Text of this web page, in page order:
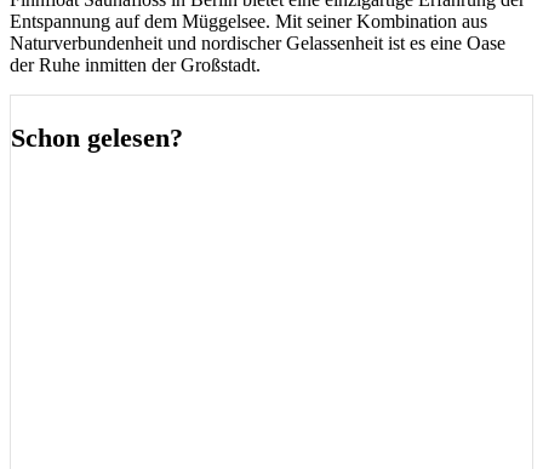
Entspannung auf dem Müggelsee. Mit seiner Kombination aus
Naturverbundenheit und nordischer Gelassenheit ist es eine Oase
der Ruhe inmitten der Großstadt.
Schon gelesen?